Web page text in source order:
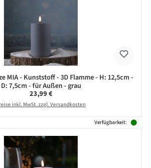
MIA - Kunststoff - 3D Flamme - H: 12,5cm -
D: 7,5cm - für Außen - grau
Regulärer Preis:
23,99 €
inkl. MwSt. zzgl. Versandkosten
Verfügbarkeit: